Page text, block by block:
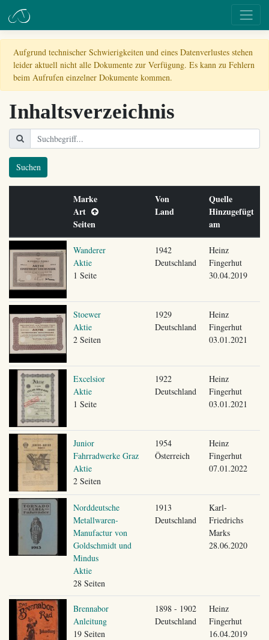
Aufgrund technischer Schwierigkeiten und eines Datenverlustes stehen
leider aktuell nicht alle Dokumente zur Verfügung. Es kann zu Fehlern
beim Aufrufen einzelner Dokumente kommen.
Inhaltsverzeichnis
Suchen
Marke
Art
Seiten
Von
Land
Quelle
Hinzugefügt
am
Wanderer
Aktie
1 Seite
1942
Deutschland
Heinz
Fingerhut
30.04.2019
Stoewer
Aktie
2 Seiten
1929
Deutschland
Heinz
Fingerhut
03.01.2021
Excelsior
Aktie
1 Seite
1922
Deutschland
Heinz
Fingerhut
03.01.2021
Junior
Fahrradwerke Graz
Aktie
2 Seiten
1954
Österreich
Heinz
Fingerhut
07.01.2022
Norddeutsche
Metallwaren-
Manufactur von
Goldschmidt und
Mindus
Aktie
28 Seiten
1913
Deutschland
Karl-
Friedrichs
Marks
28.06.2020
Brennabor
Anleitung
19 Seiten
1898 - 1902
Deutschland
Heinz
Fingerhut
16.04.2019